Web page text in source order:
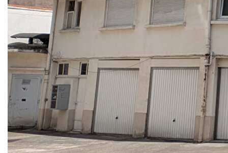
situé à proximité immédiate de la gare, découvrez ce lot
indissociable de 7 boxes de stationnement. Installés au
pied d'une grande copropriété, ils bénéficient d'une forte
demande locative sur le secteur.
Rendement immédiat : L'ensemble des 7 boxes est
actuellement vendu loué, garantissant des revenus dès
l'acquisition.
Idéal investisseur : Placement sécurisé et gestion
simplifiée.
Attention : vendus uniquement en un seul lot (pas de vente
à l'unité).
Contactez-nous vite !